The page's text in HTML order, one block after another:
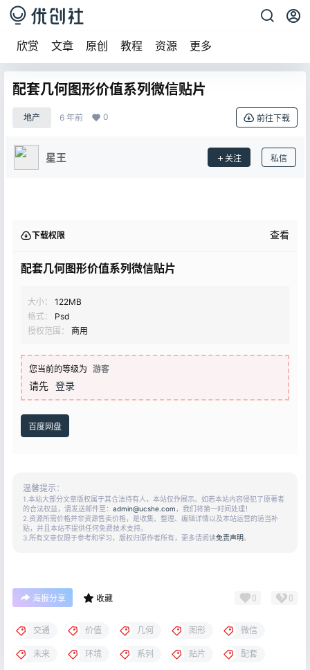
欣赏 文章 原创 教程 资源 更多
配套几何图形价值系列微信贴片
地产 6 年前 0 前往下载
星王 关注 私信
下载权限 查看
配套几何图形价值系列微信贴片
大小：
122MB
格式：
Psd
授权范围：
商用
您当前的等级为 游客
请先 登录
百度网盘
温馨提示：
1.本站大部分文章版权属于其合法持有人，本站仅作展示。如若本站内容侵犯了原著者
的合法权益，请发送邮件至： admin@ucshe.com ，我们将第一时间处理！
2.资源所需价格并非资源售卖价格，是收集、整理、编辑详情以及本站运营的适当补
贴，并且本站不提供任何免费技术支持。
3.所有文章仅限于参考和学习，版权归原作者所有，更多请阅读免责声明。
海报分享 收藏 0 0
交通 价值 几何 图形 微信
未来 环境 系列 贴片 配套